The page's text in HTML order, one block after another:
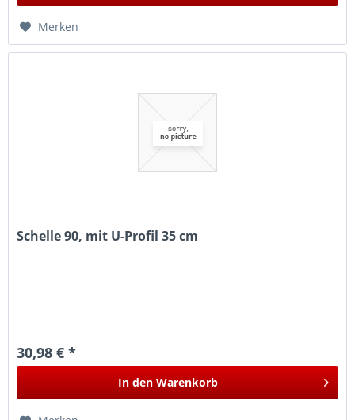
Merken
Schelle 90, mit U-Profil 35 cm
30,98 € *
In den Warenkorb